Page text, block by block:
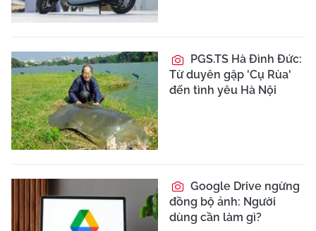
PGS.TS Hà Đình Đức:
Từ duyên gặp 'Cụ Rùa'
đến tình yêu Hà Nội
Google Drive ngừng
đồng bộ ảnh: Người
dùng cần làm gì?